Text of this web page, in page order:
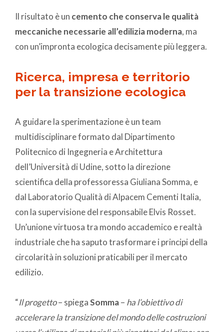
Il risultato è un cemento che conserva le qualità
meccaniche necessarie all’edilizia moderna, ma
con un’impronta ecologica decisamente più leggera.
Ricerca, impresa e territorio
per la transizione ecologica
A guidare la sperimentazione è un team
multidisciplinare formato dal Dipartimento
Politecnico di Ingegneria e Architettura
dell’Università di Udine, sotto la direzione
scientifica della professoressa Giuliana Somma, e
dal Laboratorio Qualità di Alpacem Cementi Italia,
con la supervisione del responsabile Elvis Rosset.
Un’unione virtuosa tra mondo accademico e realtà
industriale che ha saputo trasformare i principi della
circolarità in soluzioni praticabili per il mercato
edilizio.
“Il progetto– spiegaSomma– ha l’obiettivo di
accelerare la transizione del mondo delle costruzioni